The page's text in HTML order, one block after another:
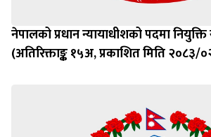
नेपालको प्रधान न्यायाधीशको पदमा
(अतिरिक्ताङ्क १५अ, प्रकाशित मिति २०८३/